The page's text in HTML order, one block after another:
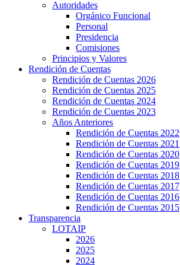
Autoridades
Orgánico Funcional
Personal
Presidencia
Comisiones
Principios y Valores
Rendición de Cuentas
Rendición de Cuentas 2026
Rendición de Cuentas 2025
Rendición de Cuentas 2024
Rendición de Cuentas 2023
Años Anteriores
Rendición de Cuentas 2022
Rendición de Cuentas 2021
Rendición de Cuentas 2020
Rendición de Cuentas 2019
Rendición de Cuentas 2018
Rendición de Cuentas 2017
Rendición de Cuentas 2016
Rendición de Cuentas 2015
Transparencia
LOTAIP
2026
2025
2024